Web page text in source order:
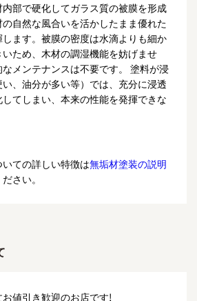
部で硬化してガラス質の被膜を形成
自然な風合いを活かしたまま優れた
ます。被膜の密度は水滴よりも細か
ため、木材の調湿機能を妨げませ
メンテナンスは不要です。 塗料が浸
、油分が多い等）では、充分に浸透
てしまい、本来の性能を発揮できな
ての詳しい特徴は無垢材塗装の説明
さい。
値引き歓迎のお店です!